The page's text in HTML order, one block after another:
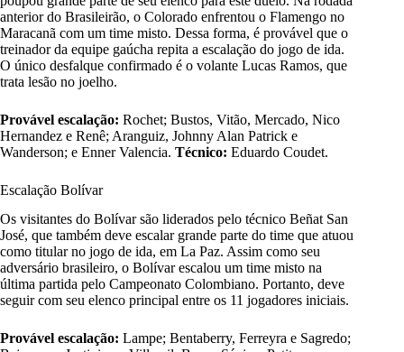
anterior do Brasileirão, o Colorado enfrentou o Flamengo no
Maracanã com um time misto. Dessa forma, é provável que o
treinador da equipe gaúcha repita a escalação do jogo de ida.
O único desfalque confirmado é o volante Lucas Ramos, que
trata lesão no joelho.
Provável escalação: Rochet; Bustos, Vitão, Mercado, Nico
Hernandez e Renê; Aranguiz, Johnny Alan Patrick e
Wanderson; e Enner Valencia. Técnico: Eduardo Coudet.
Escalação Bolívar
Os visitantes do Bolívar são liderados pelo técnico Beñat San
José, que também deve escalar grande parte do time que atuou
como titular no jogo de ida, em La Paz. Assim como seu
adversário brasileiro, o Bolívar escalou um time misto na
última partida pelo Campeonato Colombiano. Portanto, deve
seguir com seu elenco principal entre os 11 jogadores iniciais.
Provável escalação: Lampe; Bentaberry, Ferreyra e Sagredo;